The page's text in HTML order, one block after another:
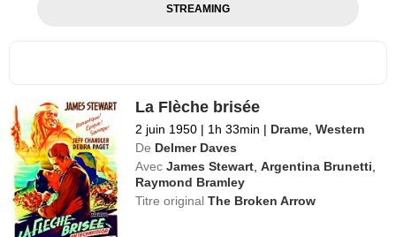
STREAMING
La Flèche brisée
2 juin 1950 | 1h 33min | Drame ,Western
De Delmer Daves
Avec James Stewart ,Argentina Brunetti
Raymond Bramley
Titre originalThe Broken Arrow